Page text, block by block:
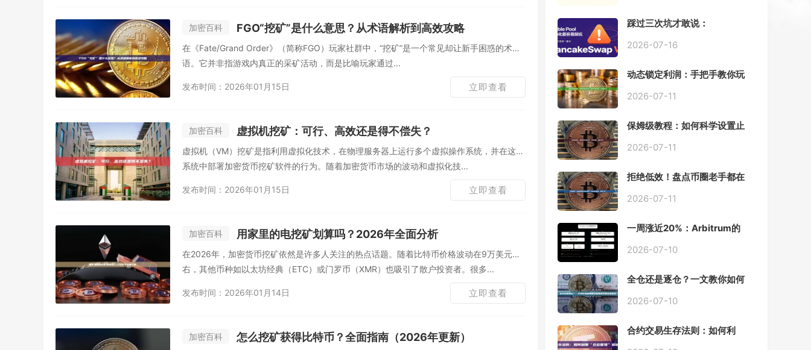
加密百科 FGO“挖矿”是什么意思？从术语解析到高效攻略
在《Fate/Grand Order》（简称FGO）玩家社群中，“挖矿”是一个常见却让新手困惑的术
语。它并非指游戏内真正的采矿活动，而是比喻玩家通过...
发布时间：2026年01月15日 立即查看
加密百科 虚拟机挖矿：可行、高效还是得不偿失？
虚拟机（VM）挖矿是指利用虚拟化技术，在物理服务器上运行多个虚拟操作系统，并在这些
系统中部署加密货币挖矿软件的行为。随着加密货币市场的波动和虚拟化技...
发布时间：2026年01月15日 立即查看
加密百科 用家里的电挖矿划算吗？2026年全面分析
在2026年，加密货币挖矿依然是许多人关注的热点话题。随着比特币价格波动在9万美元左
右，其他币种如以太坊经典（ETC）或门罗币（XMR）也吸引了散户投资者。很多...
发布时间：2026年01月14日 立即查看
加密百科 怎么挖矿获得比特币？全面指南（2026年更新）
踩过三次坑才敢说：
Pool 最容易翻车的不是手续
2026-07-16
动态锁定利润：手把手教你玩
2026-07-11
保姆级教程：如何科学设置止
2026-07-11
拒绝低效！盘点币圈老手都在
具
2026-07-11
一周涨近20%：Arbitrum的
Chain一夜盘活
2026-07-10
全仓还是逐仓？一文教你如何
2026-07-10
合约交易生存法则：如何利